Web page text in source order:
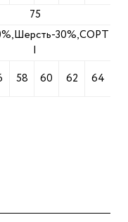
75
30%,СОРТ
58 60 62 64